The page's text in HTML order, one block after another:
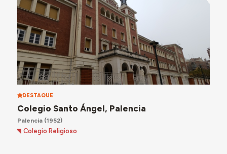
DESTAQUE
Colegio Santo Ángel, Palencia
Palencia(1952)
Colegio Religioso